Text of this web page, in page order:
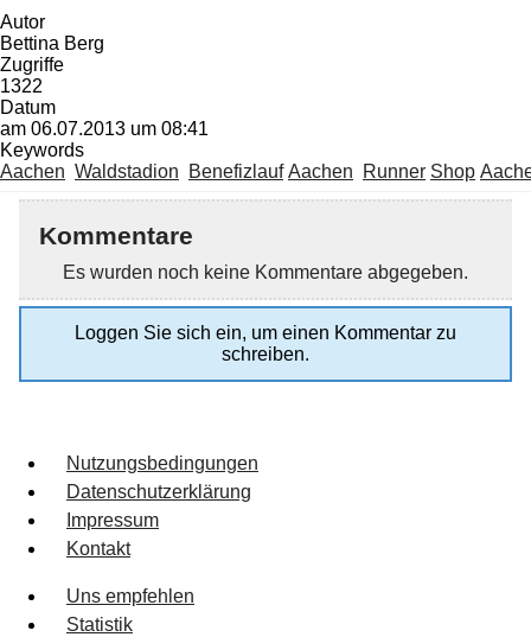
Autor
Bettina Berg
Zugriffe
1322
Datum
am 06.07.2013 um 08:41
Keywords
Aachen Waldstadion Benefizlauf Aachen Runner Shop
Kommentare
Es wurden noch keine Kommentare abgegeben.
Loggen Sie sich ein, um einen Kommentar zu
schreiben.
Nutzungsbedingungen
Datenschutzerklärung
Impressum
Kontakt
Uns empfehlen
Statistik